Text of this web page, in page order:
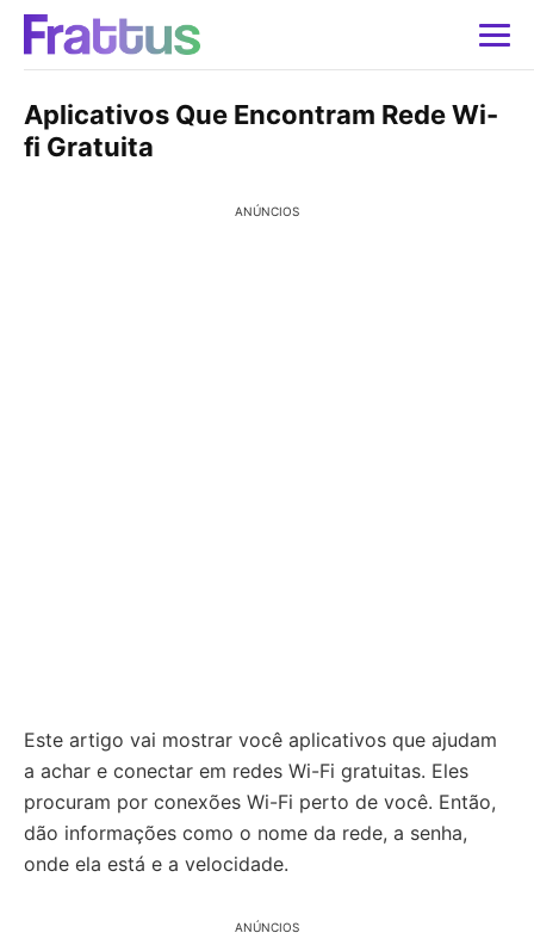
Aplicativos Que Encontram Rede Wi-
fi Gratuita
ANÚNCIOS
Este artigo vai mostrar você aplicativos que ajudam
a achar e conectar em redes Wi-Fi gratuitas. Eles
procuram por conexões Wi-Fi perto de você. Então,
dão informações como o nome da rede, a senha,
onde ela está e a velocidade.
ANÚNCIOS